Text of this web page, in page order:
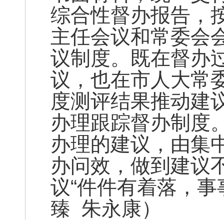
综合性督办报告，
主任会议和常委会
议制度。既在督办
议，也在市人大常
度测评结果推动建
办理跟踪督办制度
办理的建议，由集
办问效，做到建议
议“件件有着落，
臻 朱永康）